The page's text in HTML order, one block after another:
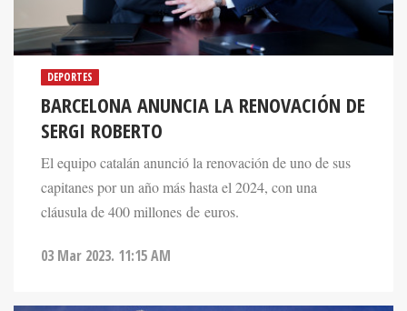
DEPORTES
BARCELONA ANUNCIA LA RENOVACIÓN DE
SERGI ROBERTO
El equipo catalán anunció la renovación de uno de sus
capitanes por un año más hasta el 2024, con una
cláusula de 400 millones de euros.
03 Mar 2023. 11:15 AM